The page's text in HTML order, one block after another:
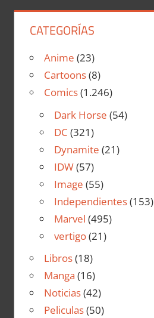
CATEGORÍAS
Anime (23)
Cartoons(8)
Comics(1.246)
Dark Horse (54)
DC (321)
Dynamite (21)
IDW(57)
Image (55)
Independientes(153)
Marvel (495)
vertigo(21)
Libros(18)
Manga (16)
Noticias(42)
Peliculas(50)